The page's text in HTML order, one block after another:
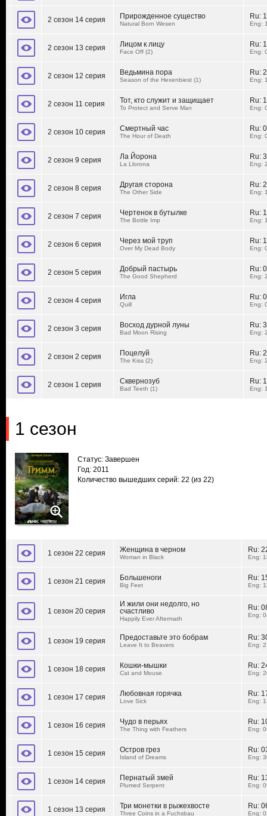
2 сезон 14 серия Прирожденное существо
Natural Born Wesen
Ru:
Eng:
2 сезон 13 серия Лицом к лицу
Face Off (2)
Ru:
Eng:
2 сезон 12 серия Ведьмина пора
Season of the Hexenbiest (1)
Ru:
Eng:
2 сезон 11 серия Тот, кто служит и защищает
To Protect and Serve Man
Ru:
Eng:
2 сезон 10 серия Смертный час
The Hour of Death
Ru:
Eng:
2 сезон 9 серия Ла Йорона
La Llorona
Ru:
Eng:
2 сезон 8 серия Другая сторона
The Other Side
Ru:
Eng:
2 сезон 7 серия Чертенок в бутылке
The Bottle Imp
Ru:
Eng:
2 сезон 6 серия Через мой труп
Over My Dead Body
Ru:
Eng:
2 сезон 5 серия Добрый пастырь
The Good Shepherd
Ru:
Eng:
2 сезон 4 серия Игла
Quill
Ru:
Eng:
2 сезон 3 серия Восход дурной луны
Bad Moon Rising
Ru:
Eng:
2 сезон 2 серия Поцелуй
The Kiss (2)
Ru:
Eng:
2 сезон 1 серия Сквернозуб
Bad Teeth (1)
Ru:
Eng:
1 сезон
Статус: Завершен
Год: 2011
Количество вышедших серий: 22 (из 22)
1 сезон 22 серия Женщина в черном
Woman in Black
Ru:
Eng:
1 сезон 21 серия Большеноги
Big Feet
Ru:
Eng:
1 сезон 20 серия
И жили они недолго, но
счастливо
Happily Ever Aftermath
Ru:
Eng:
1 сезон 19 серия Предоставьте это бобрам
Leave It to Beavers
Ru:
Eng:
1 сезон 18 серия Кошки-мышки
Cat and Mouse
Ru:
Eng:
1 сезон 17 серия Любовная горячка
Love Sick
Ru:
Eng:
1 сезон 16 серия Чудо в перьях
The Thing with Feathers
Ru:
Eng:
1 сезон 15 серия Остров грез
Island of Dreams
Ru:
Eng:
1 сезон 14 серия Пернатый змей
Plumed Serpent
Ru:
Eng:
1 сезон 13 серия Три монетки в рыжехвосте
Three Coins in a Fuchsbau
Ru:
Eng: